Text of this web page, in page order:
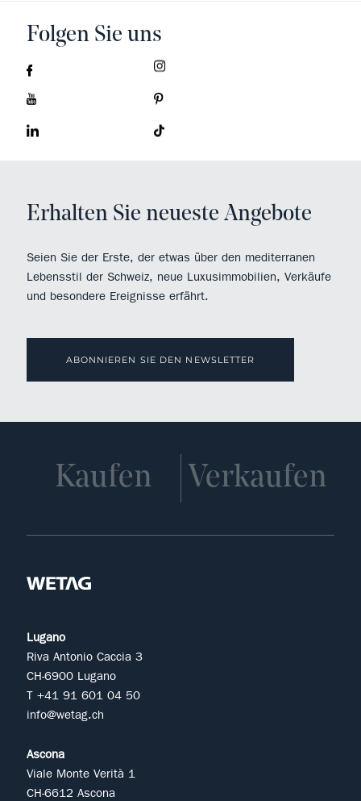
Folgen Sie uns
Erhalten Sie neueste Angebote
Seien Sie der Erste, der etwas über den mediterranen
Lebensstil der Schweiz, neue Luxusimmobilien, Verkäufe
und besondere Ereignisse erfährt.
ABONNIEREN SIE DEN NEWSLETTER
Kaufen Verkaufen
Lugano
Riva Antonio Caccia 3
CH-6900 Lugano
T +41 91 601 04 50
info@wetag.ch
Ascona
Viale Monte Verità 1
CH-6612 Ascona